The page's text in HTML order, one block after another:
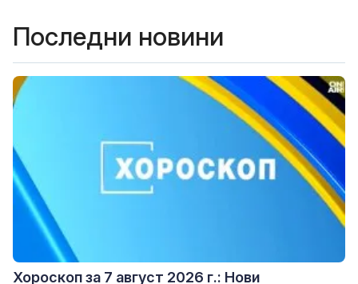
Последни новини
Хороскоп за 7 август 2026 г.: Нови